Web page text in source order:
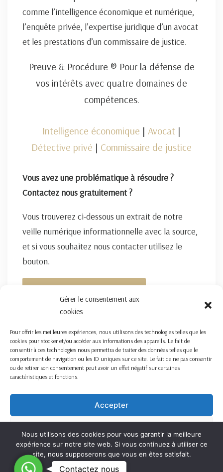
Gérer le consentement aux
cookies
Pour offrir les meilleures expériences, nous utilisons des technologies telles que les
cookies pour stocker et/ou accéder aux informations des appareils. Le fait de
consentir à ces technologies nous permettra de traiter des données telles que le
comportement de navigation ou les ID uniques sur ce site. Le fait de ne pas consentir
ou de retirer son consentement peut avoir un effet négatif sur certaines
caractéristiques et fonctions.
Accepter
Voir les préférences
comme l’intelligence économique et numérique,
l’enquête privée, l’expertise juridique d’un avocat
et les prestations d’un commissaire de justice.
Preuve & Procédure ® Pour la défense de
vos intérêts avec quatre domaines de
compétences.
Intelligence économique | Avocat |
Détective privé | Commissaire de justice
Vous avez une problématique à résoudre ?
Contactez nous gratuitement ?
Vous trouverez ci-dessous un extrait de notre
veille numérique informationnelle avec la source,
et si vous souhaitez nous contacter utilisez le
bouton.
Nous utilisons des cookies pour vous garantir la meilleure
expérience sur notre site web. Si vous continuez à utiliser ce
site, nous supposerons que vous en êtes satisfait.
OK
C Contactez nous